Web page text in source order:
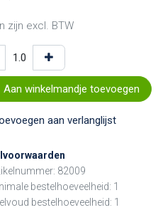
zijn excl. BTW
Aan winkelmandje toevoegen
aan verlanglijst
82009
bestelhoeveelheid: 1
bestelhoeveelheid: 1